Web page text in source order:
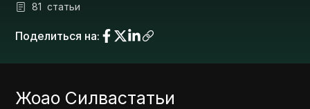
81 статьи
Поделиться на:
Жоао Силвастатьи